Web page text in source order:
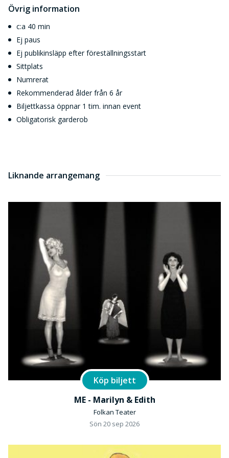
Åsa Lundvik Gustafson
Oscar Salomonsson
Hugo Therkelson
Tobias Ulfvebrand
Konstnärligt team
Komposition/koreografi: Hugo Therkelson & Tobias
Ulfvebrand
Regi: Martin Hasselgren
Ljusdesign: Michael Forsberg
Övrig information
c:a 40 min
Ej paus
Ej publikinsläpp efter föreställningsstart
Sittplats
Numrerat
Rekommenderad ålder från 6 år
Biljettkassa öppnar 1 tim. innan event
Obligatorisk garderob
Liknande arrangemang
Köp biljett
ME - Marilyn & Edith
Folkan Teater
Sön 20 sep 2026